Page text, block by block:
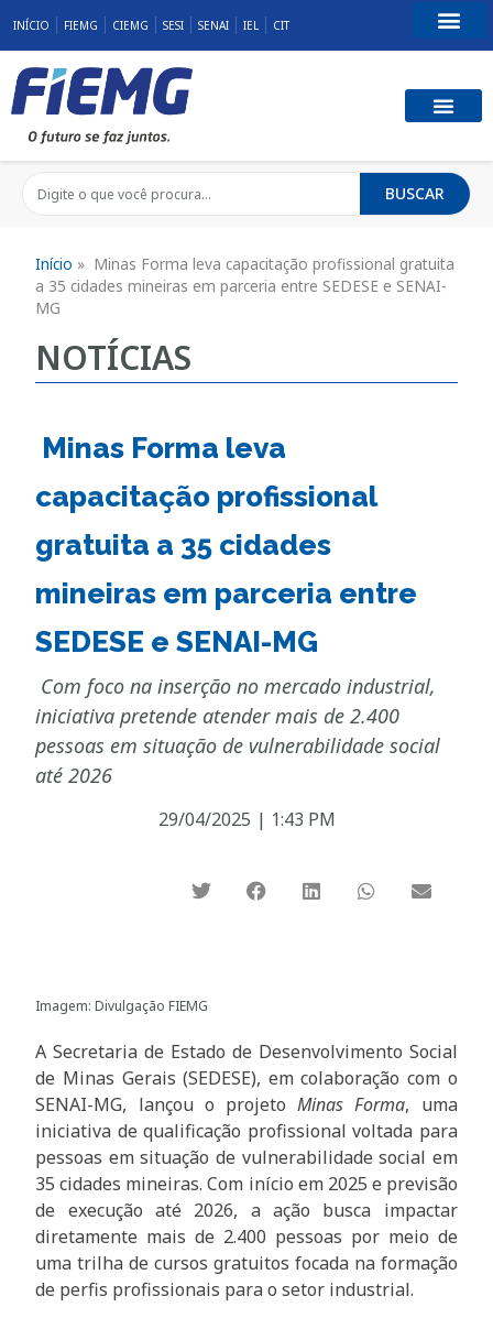
INÍCIO FIEMG CIEMG SESI SENAI IEL CIT
BUSCAR
Início » Minas Forma leva capacitação profissional gratuita
a 35 cidades mineiras em parceria entre SEDESE e SENAI-
MG
NOTÍCIAS
Minas Forma leva
capacitação profissional
gratuita a 35 cidades
mineiras em parceria entre
SEDESE e SENAI-MG
Com foco na inserção no mercado industrial,
iniciativa pretende atender mais de 2.400
pessoas em situação de vulnerabilidade social
até 2026
29/04/2025 | 1:43 PM
Imagem: Divulgação FIEMG
A Secretaria de Estado de Desenvolvimento Social
de Minas Gerais (SEDESE), em colaboração com o
SENAI-MG, lançou o projetoMinas Forma, uma
iniciativa de qualificação profissional voltada para
pessoas em situação de vulnerabilidade social em
35 cidades mineiras. Com início em 2025 e previsão
de execução até 2026, a ação busca impactar
diretamente mais de 2.400 pessoas por meio de
uma trilha de cursos gratuitos focada na formação
de perfis profissionais para o setor industrial.